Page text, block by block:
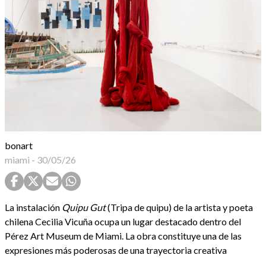
bonart
miami - 30/05/26
La instalación Quipu Gut(Tripa de quipu) de la artista y poeta
chilena Cecilia Vicuña ocupa un lugar destacado dentro del
Pérez Art Museum de Miami. La obra constituye una de las
expresiones más poderosas de una trayectoria creativa